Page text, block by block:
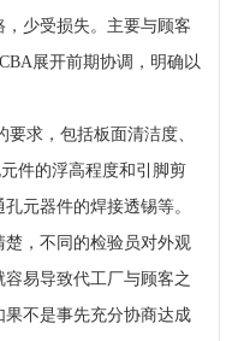
少受损失。主要与顾客
展开前期协调，明确以
要求，包括板面清洁度、
件的浮高程度和引脚剪
元器件的焊接透锡等。
，不同的检验员对外观
易导致代工厂与顾客之
不是事先充分协商达成